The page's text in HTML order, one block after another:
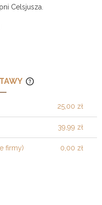
Celsjusza.
25,00 zł
39,99 zł
firmy) 0,00 zł